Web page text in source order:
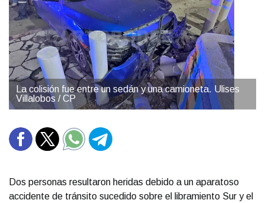
La colisión fue entre un sedán y una camioneta. Ulises
Villalobos / CP
Dos personas resultaron heridas debido a un aparatoso
accidente de tránsito sucedido sobre el libramiento Sur y el